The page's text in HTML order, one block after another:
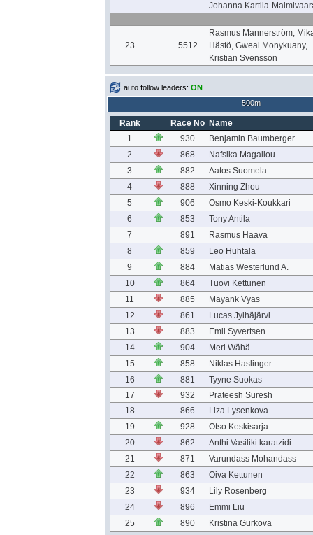
Johanna Kartila-
23 5512
Rasmus Mannerström,
Hästö, Gweal Monykuany,
Kristian Svensson
auto follow leaders: ON
500m
Rank Race No Name
1
930
Benjamin Baumberger
2
868
Nafsika Magaliou
3
882
Aatos Suomela
4
888
Xinning Zhou
5
906
Osmo Keski-Koukkari
6
853
Tony Antila
7
891
Rasmus Haava
8
859
Leo Huhtala
9
884
Matias Westerlund A.
10
864
Tuovi Kettunen
11
885
Mayank Vyas
12
861
Lucas Jylhäjärvi
13
883
Emil Syvertsen
14
904
Meri Wähä
15
858
Niklas Haslinger
16
881
Tyyne Suokas
17
932
Prateesh Suresh
18
866
Liza Lysenkova
19
928
Otso Keskisarja
20
862
Anthi Vasiliki karatzidi
21
871
Varundass Mohandass
22
863
Oiva Kettunen
23
934
Lily Rosenberg
24
896
Emmi Liu
25
890 Kristina Gurkova